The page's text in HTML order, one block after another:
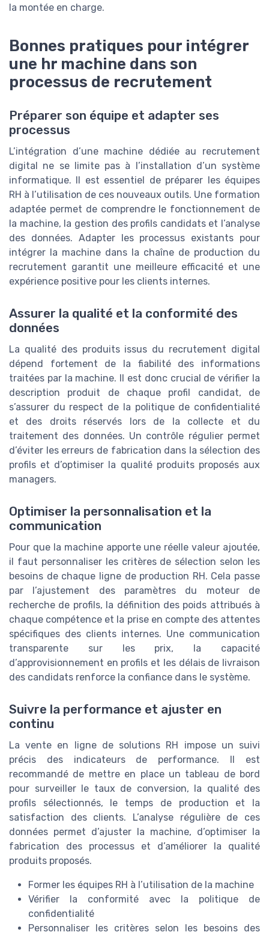
la montée en charge.
Bonnes pratiques pour intégrer
une hr machine dans son
processus de recrutement
Préparer son équipe et adapter ses
processus
L’intégration d’une machine dédiée au recrutement
digital ne se limite pas à l’installation d’un système
informatique. Il est essentiel de préparer les équipes
RH à l’utilisation de ces nouveaux outils. Une formation
adaptée permet de comprendre le fonctionnement de
la machine, la gestion des profils candidats et l’analyse
des données. Adapter les processus existants pour
intégrer la machine dans la chaîne de production du
recrutement garantit une meilleure efficacité et une
expérience positive pour les clients internes.
Assurer la qualité et la conformité des
données
La qualité des produits issus du recrutement digital
dépend fortement de la fiabilité des informations
traitées par la machine. Il est donc crucial de vérifier la
description produit de chaque profil candidat, de
s’assurer du respect de la politique de confidentialité
et des droits réservés lors de la collecte et du
traitement des données. Un contrôle régulier permet
d’éviter les erreurs de fabrication dans la sélection des
profils et d’optimiser la qualité produits proposés aux
managers.
Optimiser la personnalisation et la
communication
Pour que la machine apporte une réelle valeur ajoutée,
il faut personnaliser les critères de sélection selon les
besoins de chaque ligne de production RH. Cela passe
par l’ajustement des paramètres du moteur de
recherche de profils, la définition des poids attribués à
chaque compétence et la prise en compte des attentes
spécifiques des clients internes. Une communication
transparente sur les prix, la capacité
d’approvisionnement en profils et les délais de livraison
des candidats renforce la confiance dans le système.
Suivre la performance et ajuster en
continu
La vente en ligne de solutions RH impose un suivi
précis des indicateurs de performance. Il est
recommandé de mettre en place un tableau de bord
pour surveiller le taux de conversion, la qualité des
profils sélectionnés, le temps de production et la
satisfaction des clients. L’analyse régulière de ces
données permet d’ajuster la machine, d’optimiser la
fabrication des processus et d’améliorer la qualité
produits proposés.
Former les équipes RH à l’utilisation de la machine
Vérifier la conformité avec la politique de
confidentialité
Personnaliser les critères selon les besoins des